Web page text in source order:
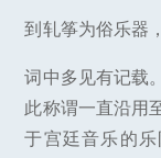
到轧筝为俗乐器
词中多见有记载
此称谓一直沿用
于宫廷音乐的乐